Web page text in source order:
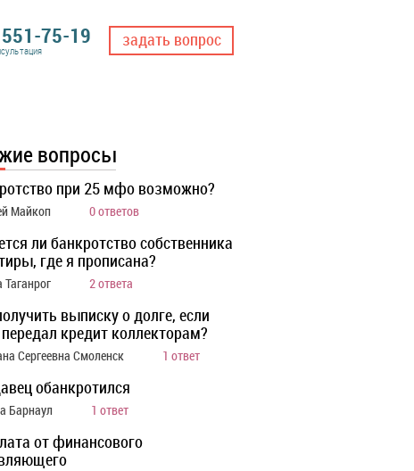
75-19 задать вопрос
вопросы
при 25 мфо возможно?
Майкоп 0 ответов
ли банкротство собственника
где я прописана?
Таганрог 2 ответа
выписку о долге, если
кредит коллекторам?
Сергеевна Смоленск 1 ответ
обанкротился
Барнаул 1 ответ
от финансового